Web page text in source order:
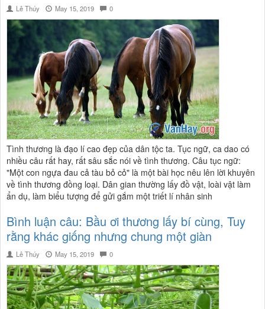
Lê Thúy May 15, 2019 0
Tình thương là đạo lí cao đẹp của dân tộc ta. Tục ngữ, ca dao có
nhiều câu rất hay, rất sâu sắc nói về tình thương. Câu tục ngữ:
"Một con ngựa đau cả tàu bỏ cỏ" là một bài học nêu lên lời khuyên
về tình thương đồng loại. Dân gian thường lấy đồ vật, loài vật làm
ẩn dụ, làm biểu tượng để gửi gắm một triết lí nhân sinh
Bình luận câu: Bầu ơi thương lấy bí cùng, Tuy
rằng khác giống nhưng chung một giàn
Lê Thúy May 15, 2019 0